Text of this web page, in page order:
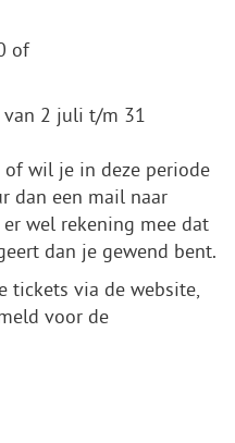
of
van 2 juli t/m 31
of wil je in deze periode
dan een mail naar
wel rekening mee dat
dan je gewend bent.
tickets via de website,
voor de